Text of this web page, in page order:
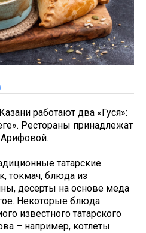
работают два «Гуся»:
Рестораны принадлежат
татарские
токмач, блюда из
десерты на основе меда
Некоторые блюда
известного татарского
– например, котлеты